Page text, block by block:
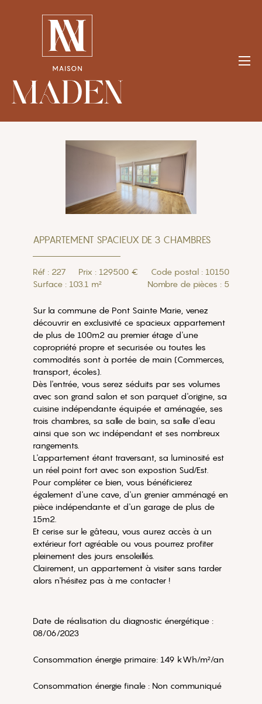
APPARTEMENT SPACIEUX DE 3 CHAMBRES
Réf : 227 Prix : 129500 €
Code postal : 10150
Surface : 103.1 m²
Nombre de pièces : 5
Sur la commune de Pont Sainte Marie, venez
découvrir en exclusivité ce spacieux appartement
de plus de 100m2 au premier étage d'une
copropriété propre et securisée ou toutes les
commodités sont à portée de main (Commerces,
transport, écoles).
Dès l'entrée, vous serez séduits par ses volumes
avec son grand salon et son parquet d'origine, sa
cuisine indépendante équipée et aménagée, ses
trois chambres, sa salle de bain, sa salle d'eau
ainsi que son w.c indépendant et ses nombreux
rangements.
L'appartement étant traversant, sa luminosité est
un réel point fort avec son expostion Sud/Est.
Pour compléter ce bien, vous bénéficierez
également d'une cave, d'un grenier amménagé en
pièce indépendante et d'un garage de plus de
15m2.
Et cerise sur le gâteau, vous aurez accès à un
extérieur fort agréable ou vous pourrez profiter
pleinement des jours ensoleillés.
Clairement, un appartement à visiter sans tarder
alors n'hésitez pas à me contacter !
Date de réalisation du diagnostic énergétique :
08/06/2023
Consommation énergie primaire: 149 kWh/m²/an
Consommation énergie finale : Non communiqué